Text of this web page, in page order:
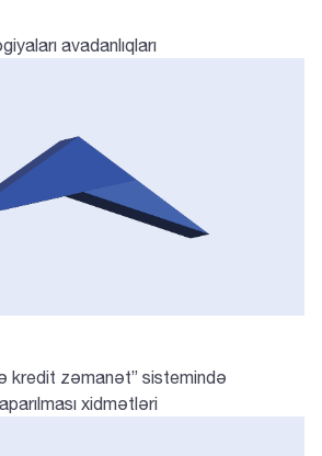
avadanlıqları
kredit zəmanət” sistemində
xidmətləri